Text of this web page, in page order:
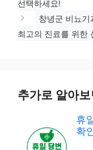
선택하세요!
창녕군 비뇨
최고의 진료를 위한
추가로 알아
휴
확